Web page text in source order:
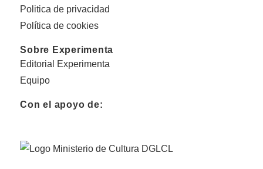
Politica de privacidad
Política de cookies
Sobre Experimenta
Editorial Experimenta
Equipo
Con el apoyo de: